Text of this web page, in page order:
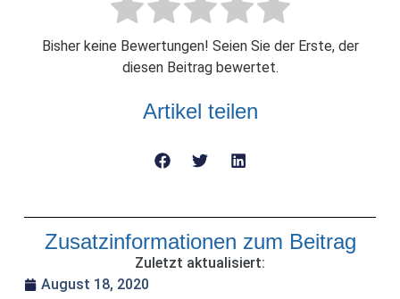
Bisher keine Bewertungen! Seien Sie der Erste, der
diesen Beitrag bewertet.
Artikel teilen
Zusatzinformationen zum Beitrag
Zuletzt aktualisiert:
August 18, 2020